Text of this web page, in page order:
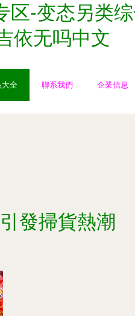
区-变态另类
依无吗中文
大全 聯系我們 企業信息
發掃貨熱潮